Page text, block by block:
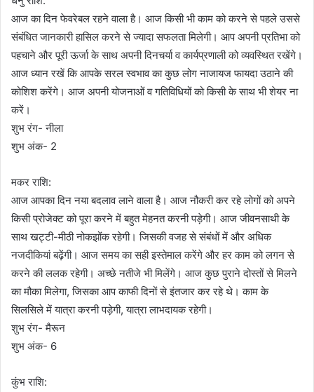
आज का दिन फेवरेबल रहने वाला है। आज किसी भी काम को करने से पहले उससे
संबंधित जानकारी हासिल करने से ज्यादा सफलता मिलेगी। आप अपनी प्रतिभा को
पहचाने और पूरी ऊर्जा के साथ अपनी दिनचर्या व कार्यप्रणाली को व्यवस्थित रखेंगे।
आज ध्यान रखें कि आपके सरल स्वभाव का कुछ लोग नाजायज फायदा उठाने की
कोशिश करेंगे। आज अपनी योजनाओं व गतिविधियों को किसी के साथ भी शेयर ना
करें।
शुभ रंग- नीला
शुभ अंक- 2
मकर राशि:
आज आपका दिन नया बदलाव लाने वाला है। आज नौकरी कर रहे लोगों को अपने
किसी प्रोजेक्ट को पूरा करने में बहुत मेहनत करनी पड़ेगी। आज जीवनसाथी के
साथ खट्टी-मीठी नोकझोंक रहेगी। जिसकी वजह से संबंधों में और अधिक
नजदीकियां बढ़ेंगी। आज समय का सही इस्तेमाल करेंगे और हर काम को लगन से
करने की ललक रहेगी। अच्छे नतीजे भी मिलेंगे। आज कुछ पुराने दोस्तों से मिलने
का मौका मिलेगा, जिसका आप काफी दिनों से इंतजार कर रहे थे। काम के
सिलसिले में यात्रा करनी पड़ेगी, यात्रा लाभदायक रहेगी।
शुभ रंग- मैरून
शुभ अंक- 6
कुंभ राशि: